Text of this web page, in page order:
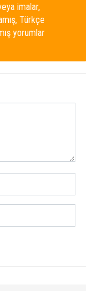
imalar,
Türkçe
yorumlar